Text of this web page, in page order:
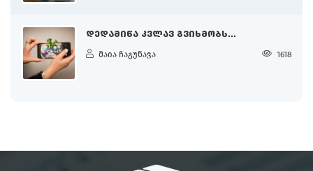
ᲓᲔᲓᲐᲛᲘᲬᲐ ᲙᲕᲚᲐᲕ ᲒᲕᲘᲮᲛᲝᲑᲡ...
მაია ჩაგუნავა 1618